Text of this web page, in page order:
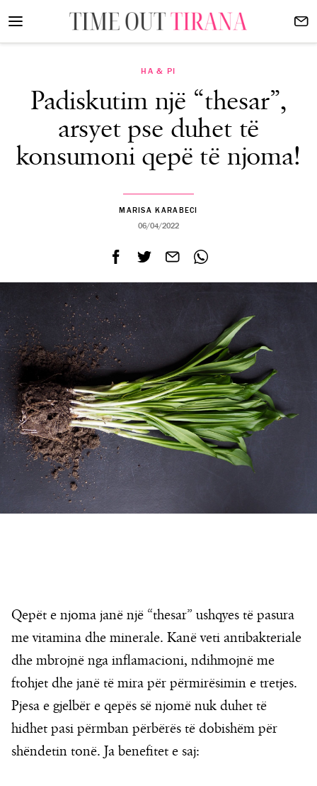
HA & PI
Padiskutim një “thesar”,
arsyet pse duhet të
konsumoni qepë të njoma!
MARISA KARABECI
06/04/2022
Qepët e njoma janë një “thesar” ushqyes të pasura
me vitamina dhe minerale. Kanë veti antibakteriale
dhe mbrojnë nga inflamacioni, ndihmojnë me
ftohjet dhe janë të mira për përmirësimin e tretjes.
Pjesa e gjelbër e qepës së njomë nuk duhet të
hidhet pasi përmban përbërës të dobishëm për
shëndetin tonë. Ja benefitet e saj: